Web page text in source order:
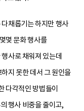
채롭기는 하지만 행사
몇 문화 행사를
사로 채워져 있는데
지 못한 데서 그 원인을
다각적인 방법들이
행사 비중을 줄이고,